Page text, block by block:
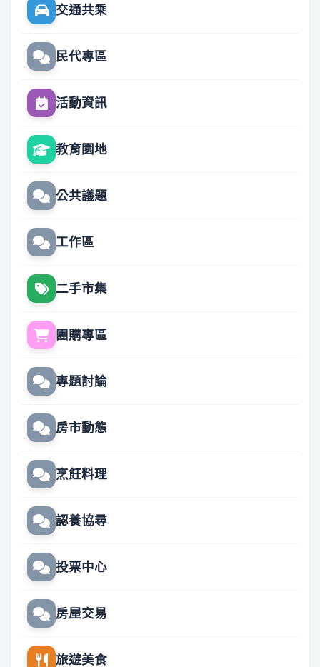
交通共乘
民代專區
活動資訊
教育園地
公共議題
工作區
二手市集
團購專區
專題討論
房市動態
烹飪料理
認養協尋
投票中心
房屋交易
旅遊美食